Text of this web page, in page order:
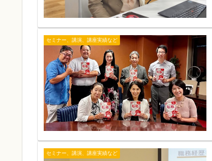
セミナー、講演、講座実績など
セミナー、講演、講座実績など